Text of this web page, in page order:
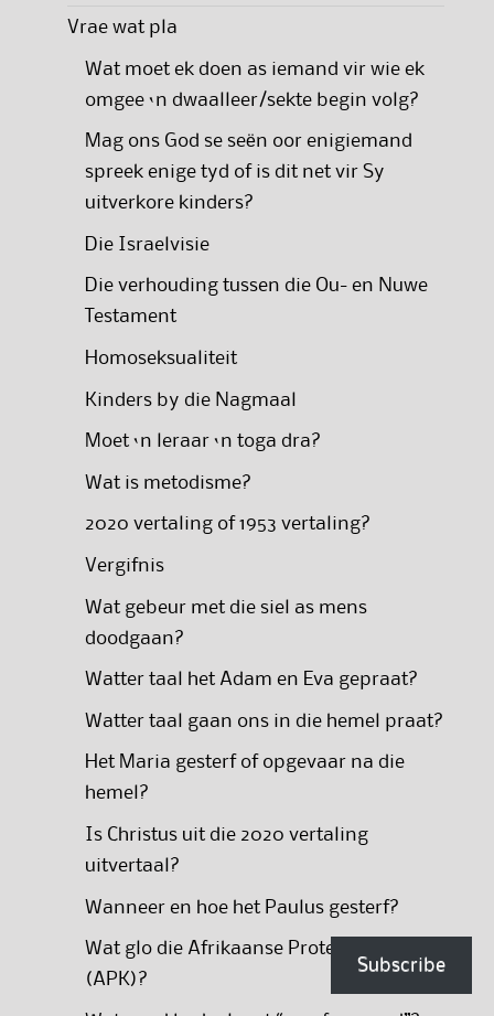
Vrae wat pla
Wat moet ek doen as iemand vir wie ek
omgee ‘n dwaalleer/sekte begin volg?
Mag ons God se seën oor enigiemand
spreek enige tyd of is dit net vir Sy
uitverkore kinders?
Die Israelvisie
Die verhouding tussen die Ou- en Nuwe
Testament
Homoseksualiteit
Kinders by die Nagmaal
Moet ‘n leraar ‘n toga dra?
Wat is metodisme?
2020 vertaling of 1953 vertaling?
Vergifnis
Wat gebeur met die siel as mens
doodgaan?
Watter taal het Adam en Eva gepraat?
Watter taal gaan ons in die hemel praat?
Het Maria gesterf of opgevaar na die
hemel?
Is Christus uit die 2020 vertaling
uitvertaal?
Wanneer en hoe het Paulus gesterf?
Wat glo die Afrikaanse Protestantse Kerk
(APK)?
Subscribe